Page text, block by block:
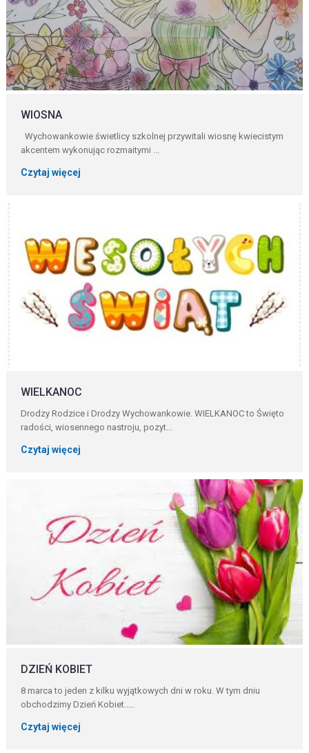
WIOSNA
Wychowankowie świetlicy szkolnej przywitali wiosnę kwiecistym
akcentem wykonując rozmaitymi ...
Czytaj więcej
WIELKANOC
Drodzy Rodzice i Drodzy Wychowankowie. WIELKANOC to Święto
radości, wiosennego nastroju, pozyt...
Czytaj więcej
DZIEŃ KOBIET
8 marca to jeden z kilku wyjątkowych dni w roku. W tym dniu
obchodzimy Dzień Kobiet.....
Czytaj więcej